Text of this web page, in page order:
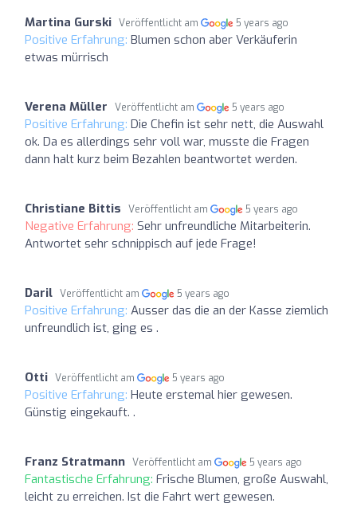
Martina Gurski Veröffentlicht am 5 years ago
Positive Erfahrung: Blumen schon aber Verkäuferin
etwas mürrisch
Verena Müller Veröffentlicht am 5 years ago
Positive Erfahrung: Die Chefin ist sehr nett, die Auswahl
ok. Da es allerdings sehr voll war, musste die Fragen
dann halt kurz beim Bezahlen beantwortet werden.
Christiane Bittis Veröffentlicht am 5 years ago
Negative Erfahrung: Sehr unfreundliche Mitarbeiterin.
Antwortet sehr schnippisch auf jede Frage!
Daril Veröffentlicht am 5 years ago
Positive Erfahrung: Ausser das die an der Kasse ziemlich
unfreundlich ist, ging es .
Otti Veröffentlicht am 5 years ago
Positive Erfahrung: Heute erstemal hier gewesen.
Günstig eingekauft. .
Franz Stratmann Veröffentlicht am 5 years ago
Fantastische Erfahrung: Frische Blumen, große Auswahl,
leicht zu erreichen. Ist die Fahrt wert gewesen.